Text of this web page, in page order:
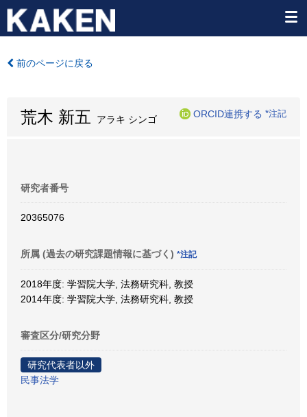
前のページに戻る
荒木 新五 アラキ シンゴ
ORCID連携する *注記
研究者番号
20365076
所属 (過去の研究課題情報に基づく) *注記
2018年度: 学習院大学, 法務研究科, 教授
2014年度: 学習院大学, 法務研究科, 教授
審査区分/研究分野
研究代表者以外
民事法学